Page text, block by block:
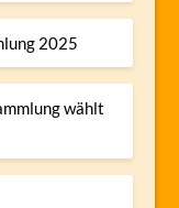
2025
wählt